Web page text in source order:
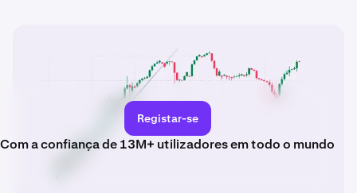
Registar-se
Com a confiança de 13M+ utilizadores em todo o mundo